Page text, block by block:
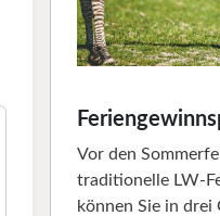
Vor den
traditionelle LW-
können Sie in